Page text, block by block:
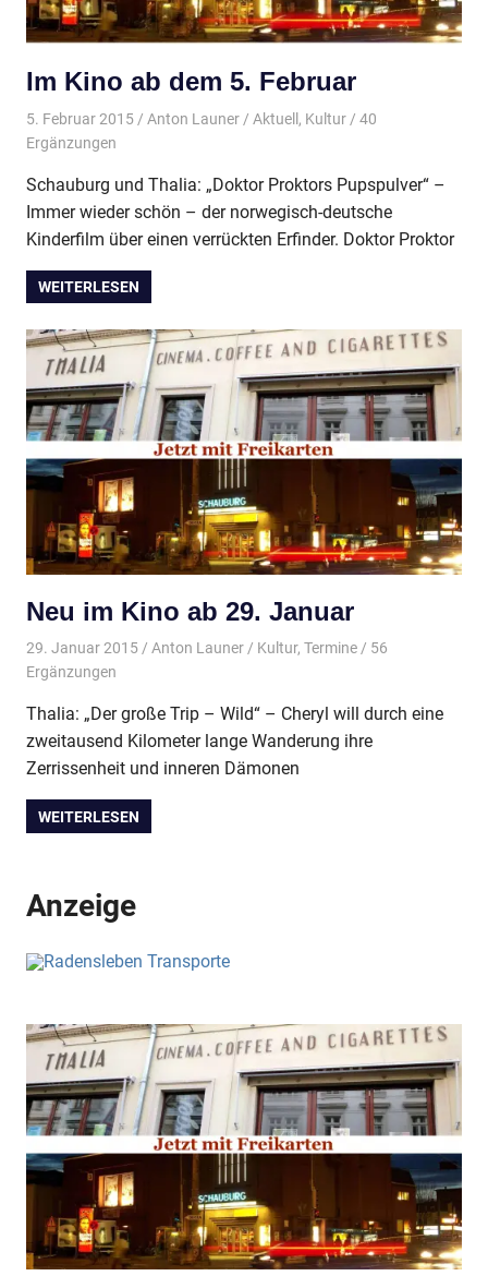
Im Kino ab dem 5. Februar
5. Februar 2015 Anton Launer Aktuell , Kultur/ 40
Ergänzungen
Schauburg und Thalia: „Doktor Proktors Pupspulver“ –
Immer wieder schön – der norwegisch-deutsche
Kinderfilm über einen verrückten Erfinder. Doktor Proktor
WEITERLESEN
Neu im Kino ab 29. Januar
29. Januar 2015 Anton Launer Kultur, Termine/ 56
Ergänzungen
Thalia: „Der große Trip – Wild“ – Cheryl will durch eine
zweitausend Kilometer lange Wanderung ihre
Zerrissenheit und inneren Dämonen
WEITERLESEN
Anzeige